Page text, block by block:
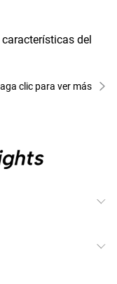
del
clic para ver más